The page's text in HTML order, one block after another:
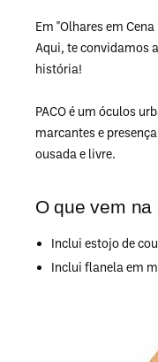
Em "Olhares em
Aqui, te convidamos
história!
PACO é um óculos
marcantes e
ousada e livre.
O que vem
Inclui estojo de
Inclui flanela em